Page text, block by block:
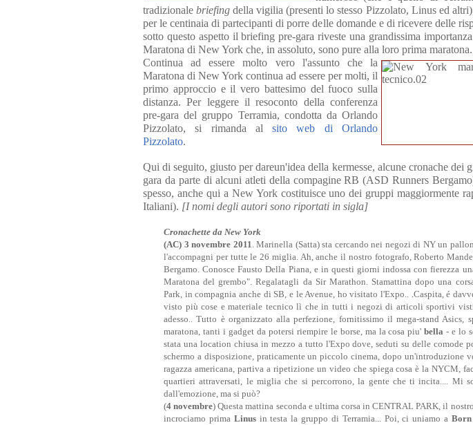
tradizionalebriefing della vigilia (presenti lo stesso Pizzolato, Linus ed
per le centinaia di partecipanti di porre delle domande e di ricevere delle
sotto questo aspetto il briefing pre-gara riveste una grandissima
Maratona di New York che, in assoluto, sono pure alla loro prima maratona.
Continua ad essere molto vero l'assunto che la
Maratona di New York continua ad essere per molti, il
primo approccio e il vero battesimo del fuoco sulla
distanza. Per leggere il resoconto della conferenza
pre-gara del gruppo Terramia, condotta da Orlando
Pizzolato, si rimanda alsito web di Orlando
Pizzolato.
Qui di seguito, giusto per dareun'idea della kermesse, alcune cronache dei
gara da parte di alcuni atleti della compagine RB(ASD Runners
spesso, anche qui a New York costituisce uno dei gruppi maggiormente
Italiani). [I nomi degli autori sono riportati in sigla]
Cronachette da New York
(AC) 3 novembre 2011. Marinella (Satta) sta cercando nei negozi di NY un
l'accompagni per tutte le 26 miglia. Ah, anche il nostro fotografo, Roberto
Bergamo. Conosce Fausto Della Piana, e in questi giorni indossa con fierezza
Maratona del grembo". Regalatagli da Sir Marathon. Stamattina dopo una
Park, in compagnia anche di SB, e le Avenue, ho visitato l'Expo.. .Caspita, é
visto più cose e materiale tecnico lì che in tutti i negozi di articoli sportivi
adesso.. Tutto è organizzato alla perfezione, fornitissimo il mega-stand Asics,
maratona, tanti i gadget da potersi riempire le borse, ma la cosa piu'bella - e lo
stata una location chiusa in mezzo a tutto l'Expo dove, seduti su delle comode
schermo a disposizione, praticamente un piccolo cinema, dopo un'introduzione
ragazza americana, partiva a ripetizione un video che spiega cosa è la NYCM,
quartieri attraversati, le miglia che si percorrono, la gente che ti incita.... Mi
dall'emozione, ma si può?
(4 novembre) Questa mattina seconda e ultima corsa in CENTRAL PARK, il
incrociamo prima Linusin testa la gruppo di Terramia... Poi, ci uniamo a